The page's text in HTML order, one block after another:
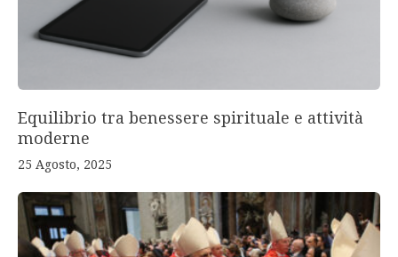
Equilibrio tra benessere spirituale e attività
moderne
25 Agosto, 2025